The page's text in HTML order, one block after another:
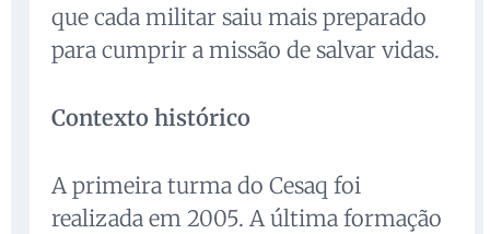
que cada militar saiu mais preparado
para cumprir a missão de salvar vidas.
Contexto histórico
A primeira turma do Cesaq foi
realizada em 2005. A última formação